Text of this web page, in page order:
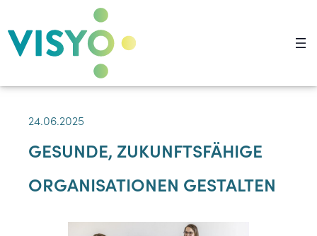
24.06.2025
GESUNDE, ZUKUNFTSFÄHIGE
ORGANISATIONEN GESTALTEN